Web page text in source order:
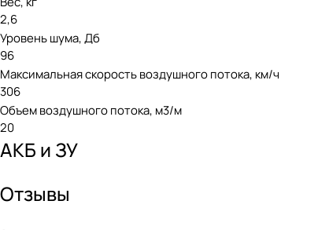
2,6
Уровень шума, Дб
96
Максимальная скорость воздушного потока, км/ч
306
Объем воздушного потока, м3/м
20
АКБ и ЗУ
Отзывы